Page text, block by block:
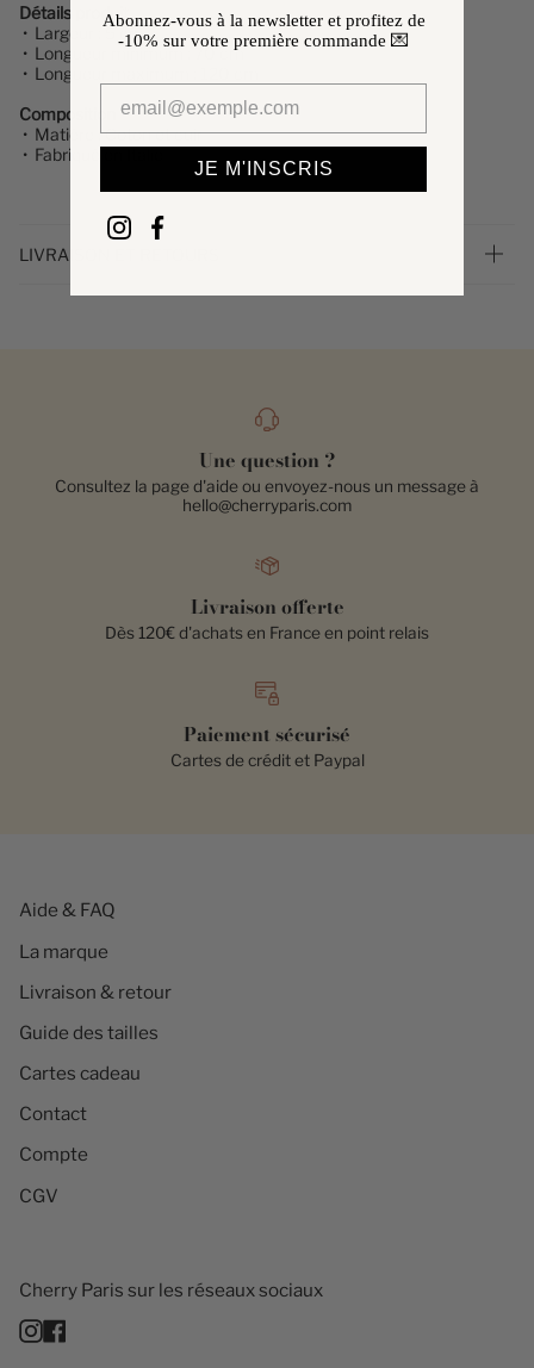
Détails produit
• Largeur : 5 cm
• Longueur minimum : 70 cm
• Longueur maximum : 120 cm
Composition
• Matière : Coton et cuir
• Fabriqué en Italie
LIVRAISON ET RETOURS
Une question ?
Consultez la page d'aide ou envoyez-nous un message à
hello@cherryparis.com
Livraison offerte
Dès 120€ d'achats en France en point relais
Paiement sécurisé
Cartes de crédit et Paypal
Aide & FAQ
La marque
Livraison & retour
Guide des tailles
Cartes cadeau
Contact
Compte
CGV
Cherry Paris sur les réseaux sociaux
Instagram
Abonnez-vous à la newsletter et profitez de
-10% sur votre première commande 💌
JE M'INSCRIS